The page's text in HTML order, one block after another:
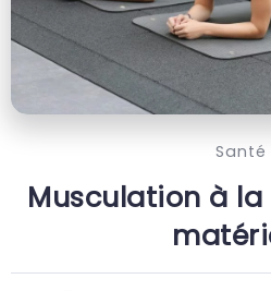
Santé
Musculation à